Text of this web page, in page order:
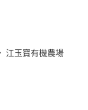
江玉寶有機農場